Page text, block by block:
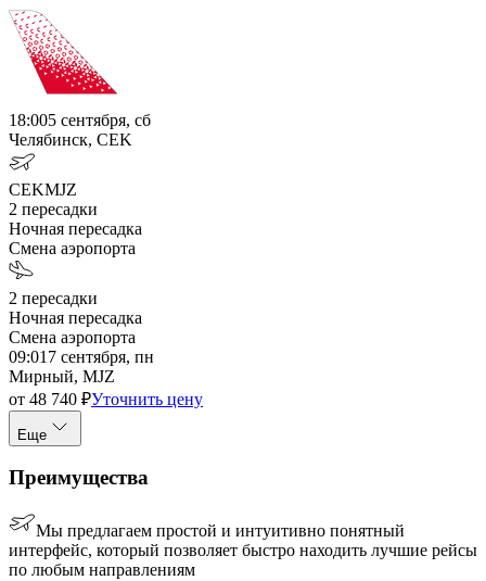
18:005 сентября, сб
Челябинск, CEK
CEKMJZ
2 пересадки
Ночная пересадка
Смена аэропорта
2 пересадки
Ночная пересадка
Смена аэропорта
09:01 7 сентября, пн
Мирный, MJZ
от 48 740 ₽Уточнить цену
Еще
Преимущества
Мы предлагаем простой и интуитивно понятный
интерфейс, который позволяет быстро находить лучшие рейсы
по любым направлениям